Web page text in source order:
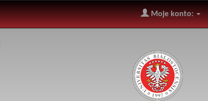
Moje konto: